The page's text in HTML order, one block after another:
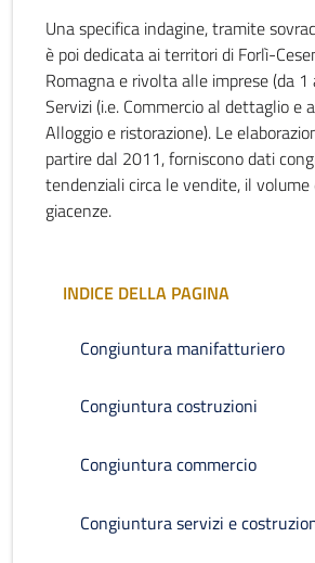
Una specifica indagine, tramite
è poi dedicata ai territori di Forlì-
Romagna e rivolta alle imprese (da
Servizi (i.e. Commercio al dettaglio e
Alloggio e ristorazione). Le
partire dal 2011, forniscono dati
tendenziali circa le vendite, il volume
giacenze.
INDICE DELLA PAGINA
Congiuntura manifatturiero
Congiuntura costruzioni
Congiuntura commercio
Congiuntura servizi e